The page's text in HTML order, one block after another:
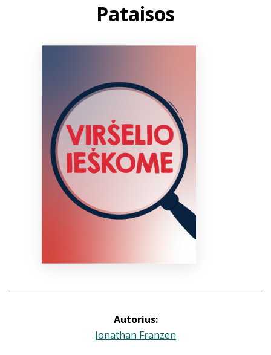
Pataisos
Autorius:
Jonathan Franzen